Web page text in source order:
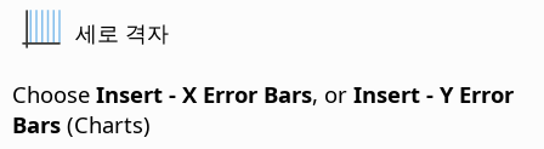
세로 격자
Choose Insert - X Error Bars, or Insert - Y Error
Bars (Charts)